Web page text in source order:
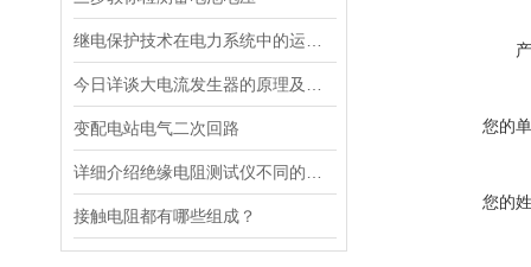
变配电站电气二次回路
接触电阻都有哪些组成？
您的
您的